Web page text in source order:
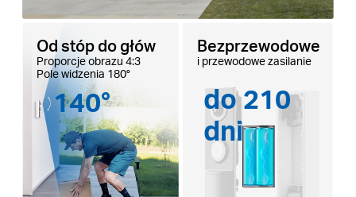
Od stóp do głów
Proporcje obrazu 4:3
Pole widzenia 180°
140°
Bezprzewodowe
i przewodowe zasilanie
do 210
dni